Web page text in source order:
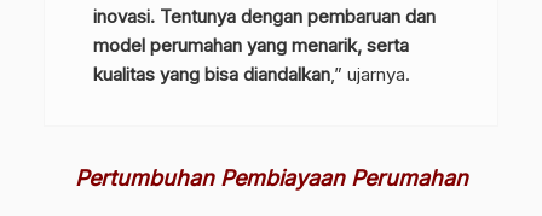
inovasi. Tentunya dengan pembaruan dan
model perumahan yang menarik, serta
kualitas yang bisa diandalkan,” ujarnya.
Pertumbuhan Pembiayaan Perumahan